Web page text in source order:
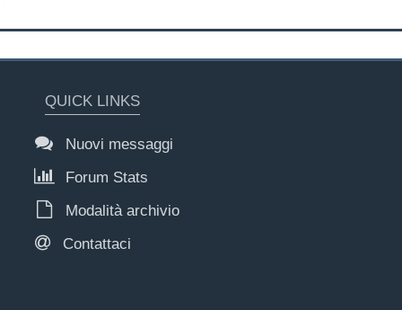
QUICK LINKS
Nuovi messaggi
Forum Stats
Modalità archivio
Contattaci